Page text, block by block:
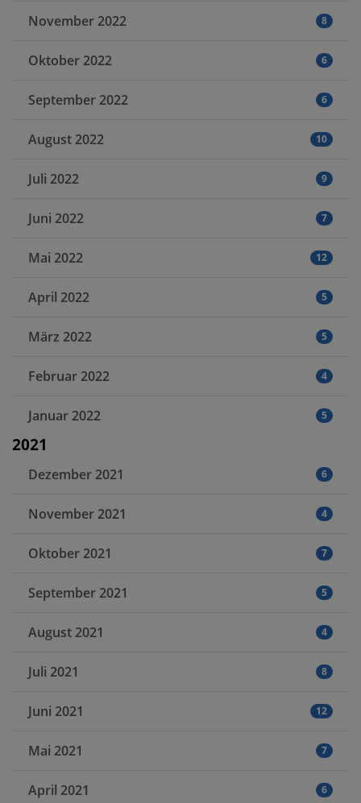
November 2022 8
Oktober 2022 6
September 2022 6
August 2022 10
Juli 2022 9
Juni 2022 7
Mai 2022 12
April 2022 5
März 2022 5
Februar 2022 4
Januar 2022 5
2021
Dezember 2021 6
November 2021 4
Oktober 2021 7
September 2021 5
August 2021 4
Juli 2021 8
Juni 2021 12
Mai 2021 7
April 2021 6